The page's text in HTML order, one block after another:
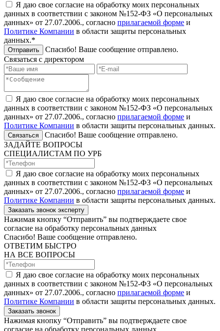
Я даю свое согласие на обработку моих персональных
данных в соответствии с законом №152-ФЗ «О персональных
данных» от 27.07.2006., согласно прилагаемой форме и
Политике Компании в области защиты персональных
данных.*
Отправить
Спасибо! Ваше сообщение отправлено.
Связаться с директором
Я даю свое согласие на обработку моих персональных
данных в соответствии с законом №152-ФЗ «О персональных
данных» от 27.07.2006., согласно прилагаемой форме и
Политике Компании в области защиты персональных данных.
Связаться
Спасибо! Ваше сообщение отправлено.
ЗАДАЙТЕ ВОПРОСЫ
СПЕЦИАЛИСТАМ ПО УРБ
Я даю свое согласие на обработку моих персональных
данных в соответствии с законом №152-ФЗ «О персональных
данных» от 27.07.2006., согласно прилагаемой форме и
Политике Компании в области защиты персональных данных.
Заказать звонок эксперту
Нажимая кнопку “Отправить” вы подтверждаете свое
согласие на обработку персональных данных
Спасибо! Ваше сообщение отправлено.
ОТВЕТИМ БЫСТРО
НА ВСЕ ВОПРОСЫ
Я даю свое согласие на обработку моих персональных
данных в соответствии с законом №152-ФЗ «О персональных
данных» от 27.07.2006., согласно прилагаемой форме и
Политике Компании в области защиты персональных данных.
Заказать звонок
Нажимая кнопку “Отправить” вы подтверждаете свое
согласие на обработку персональных данных